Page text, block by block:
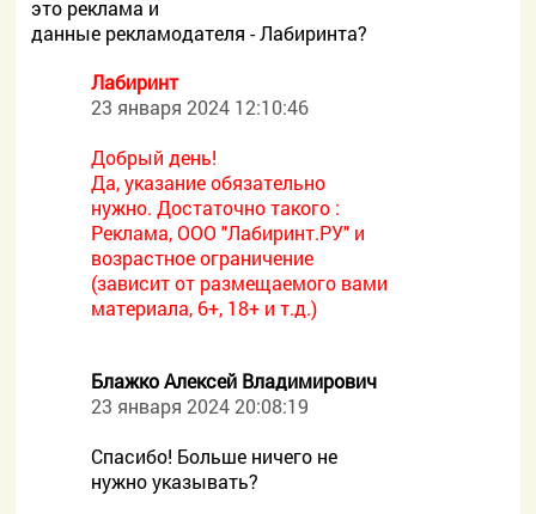
это реклама и
данные рекламодателя - Лабиринта?
Лабиринт
23 января 2024 12:10:46
Добрый день!
Да, указание обязательно
нужно. Достаточно такого :
Реклама, ООО "Лабиринт.РУ" и
возрастное ограничение
(зависит от размещаемого вами
материала, 6+, 18+ и т.д.)
Блажко Алексей Владимирович
23 января 2024 20:08:19
Спасибо! Больше ничего не
нужно указывать?